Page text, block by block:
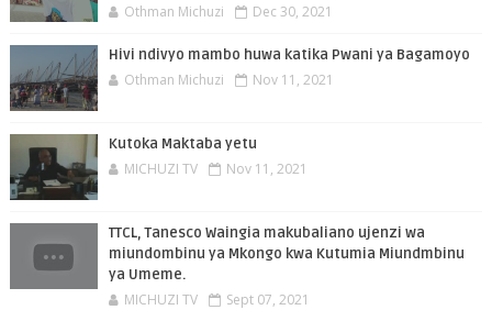
Othman Michuzi Dec 30, 2021
Hivi ndivyo mambo huwa katika Pwani ya Bagamoyo
Othman Michuzi Nov 11, 2021
Kutoka Maktaba yetu
MICHUZI TV Nov 11, 2021
TTCL, Tanesco Waingia makubaliano ujenzi wa
miundombinu ya Mkongo kwa Kutumia Miundmbinu
ya Umeme.
MICHUZI TV Sept 07, 2021